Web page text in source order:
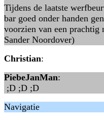
Tijdens de laatste
bar goed onder handen
voorzien van een
Sander Noordover)
Christian:
PiebeJanMan:
;D ;D ;D
Navigatie